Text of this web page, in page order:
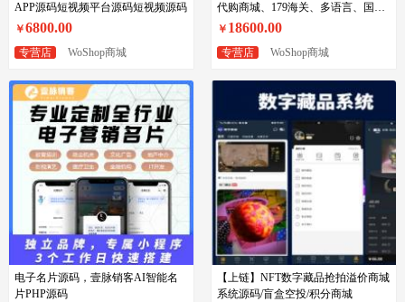
APP源码短视频平台源码短视频源码
￥6800.00
专营店 WoShop商城
代购商城、179海关、多语言、国际
支付、国际物流，一件代发
￥ 18600.00
专营店 WoShop商城
电子名片源码，壹脉销客AI智能名
片PHP源码
【上链】NFT数字藏品抢拍溢价商城
系统源码/盲盒空投/积分商城